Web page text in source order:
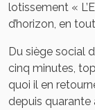
lotissement «
d’horizon, en
Du siège social
cinq minutes,
quoi il en
depuis